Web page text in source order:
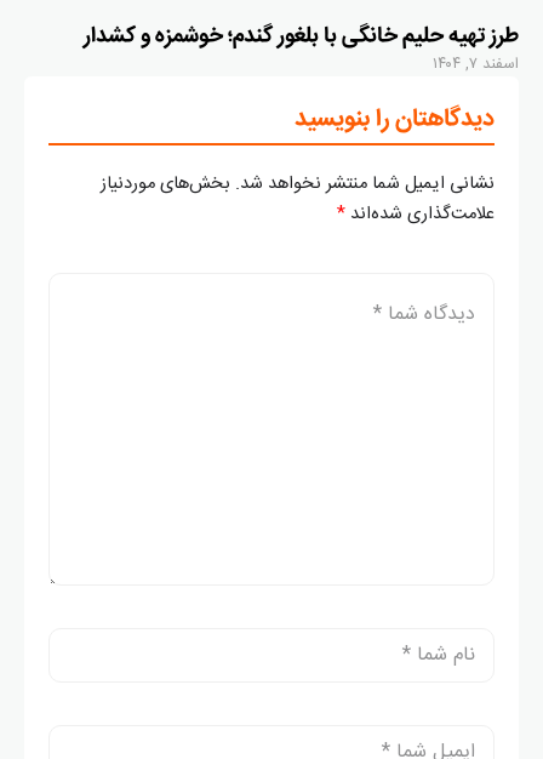
طرز تهیه حلیم خانگی با بلغور گندم؛ خوشمزه و کشدار
اسفند ۷, ۱۴۰۴
دیدگاهتان را بنویسید
نشانی ایمیل شما منتشر نخواهد شد. بخش‌های موردنیاز
علامت‌گذاری شده‌اند *